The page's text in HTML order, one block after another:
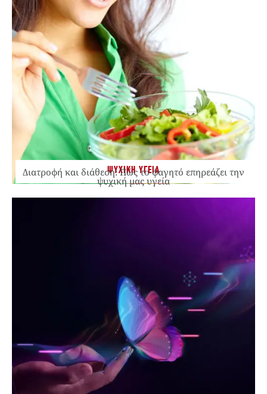
ΨΥΧΙΚΗ ΥΓΕΙΑ
Διατροφή και διάθεση: Πώς το φαγητό επηρεάζει την
ψυχική μας υγεία